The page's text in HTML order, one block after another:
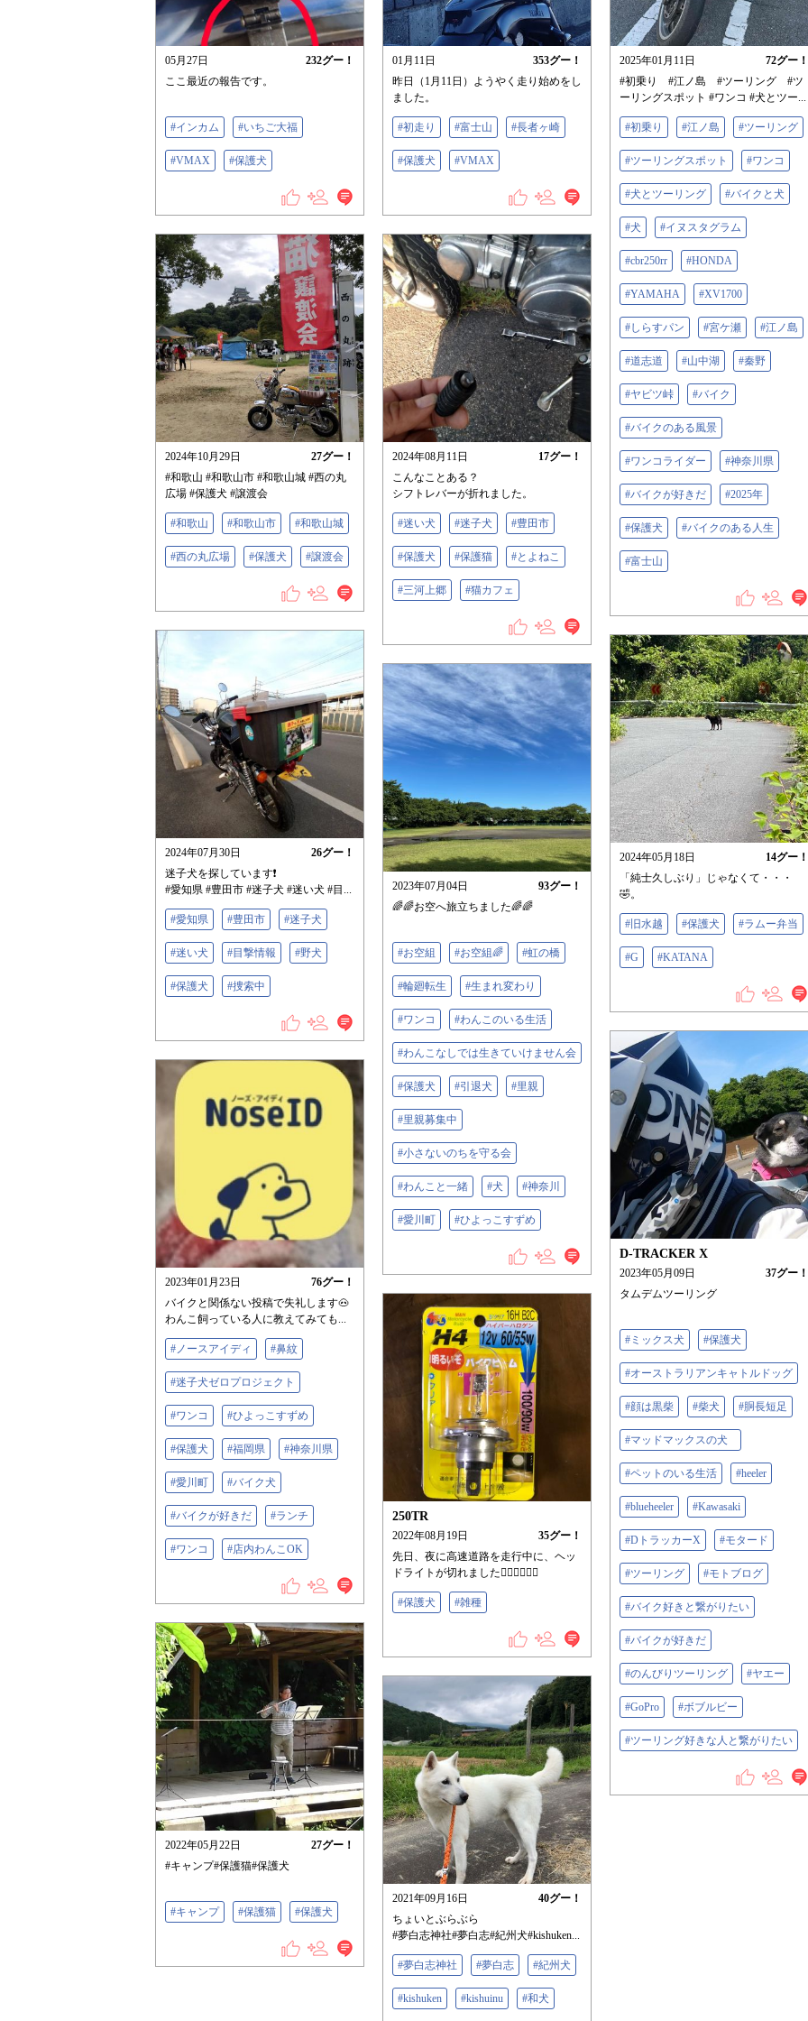
05月27日 232グー！
ここ最近の報告です。
#インカム #いちご大福
#VMAX #保護犬
01月11日 353グー！
昨日（1月11日）ようやく走り始めをし
ました。
#初走り #富士山 #長者ヶ崎
#保護犬 #VMAX
2025年01月11日 72グー！
#初乗り #江ノ島 #ツーリング #ツ
ーリングスポット #ワンコ #犬とツー...
#初乗り #江ノ島 #ツーリング
#ツーリングスポット #ワンコ
#犬とツーリング #バイクと犬
#犬 #イヌスタグラム
#cbr250rr #HONDA
#YAMAHA #XV1700
#しらすパン #宮ケ瀬 #江ノ島
#道志道 #山中湖 #秦野
#ヤビツ峠 #バイク
#バイクのある風景
#ワンコライダー #神奈川県
#バイクが好きだ #2025年
#保護犬 #バイクのある人生
#富士山
2024年10月29日 27グー！
#和歌山 #和歌山市 #和歌山城 #西の丸
広場 #保護犬 #譲渡会
#和歌山 #和歌山市 #和歌山城
#西の丸広場 #保護犬 #譲渡会
2024年08月11日 17グー！
こんなことある？
シフトレバーが折れました。
#迷い犬 #迷子犬 #豊田市
#保護犬 #保護猫 #とよねこ
#三河上郷 #猫カフェ
2024年07月30日 26グー！
迷子犬を探しています❗
#愛知県 #豊田市 #迷子犬 #迷い犬 #目...
#愛知県 #豊田市 #迷子犬
#迷い犬 #目撃情報 #野犬
#保護犬 #捜索中
2024年05月18日 14グー！
「純士久しぶり」じゃなくて・・・
🤣。
#旧水越 #保護犬 #ラムー弁当
#G #KATANA
2023年07月04日 93グー！
🌈🌈お空へ旅立ちました🌈🌈
#お空組 #お空組🌈 #虹の橋
#輪廻転生 #生まれ変わり
#ワンコ #わんこのいる生活
#わんこなしでは生きていけません会
#保護犬 #引退犬 #里親
#里親募集中
#小さないのちを守る会
#わんこと一緒 #犬 #神奈川
#愛川町 #ひよっこすずめ
D-TRACKER X
2023年05月09日 37グー！
タムデムツーリング
#ミックス犬 #保護犬
#オーストラリアンキャトルドッグ
#顔は黒柴 #柴犬 #胴長短足
#マッドマックスの犬⠀
#ペットのいる生活 #heeler
#blueheeler #Kawasaki
#DトラッカーX #モタード
#ツーリング #モトブログ
#バイク好きと繋がりたい
#バイクが好きだ
#のんびりツーリング #ヤエー
#GoPro #ボブルビー
#ツーリング好きな人と繋がりたい
2023年01月23日 76グー！
バイクと関係ない投稿で失礼します🐽
わんこ飼っている人に教えてみても...
#ノースアイディ #鼻紋
#迷子犬ゼロプロジェクト
#ワンコ #ひよっこすずめ
#保護犬 #福岡県 #神奈川県
#愛川町 #バイク犬
#バイクが好きだ #ランチ
#ワンコ #店内わんこOK
250TR
2022年08月19日 35グー！
先日、夜に高速道路を走行中に、ヘッ
ドライトが切れました😵‍💫😵‍💫😵‍💫
#保護犬 #雑種
2022年05月22日 27グー！
#キャンプ#保護猫#保護犬
#キャンプ #保護猫 #保護犬
2021年09月16日 40グー！
ちょいとぶらぶら
#夢白志神社#夢白志#紀州犬#kishuken...
#夢白志神社 #夢白志 #紀州犬
#kishuken #kishuinu #和犬